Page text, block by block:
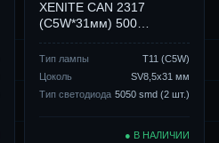
XENITE CAN 2317
(C5W*31мм) 500…
Тип лампы
Т11 (C5W)
Цоколь
SV8,5x31 мм
Тип светодиода 5050 smd (2 шт.)
● В НАЛИЧИИ